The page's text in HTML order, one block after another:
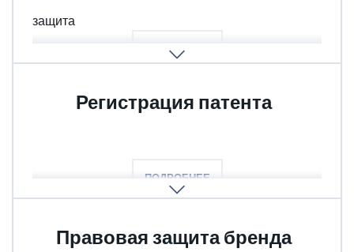
защита
ПОДРОБНЕЕ
Регистрация патента
ПОДРОБНЕЕ
Правовая защита бренда